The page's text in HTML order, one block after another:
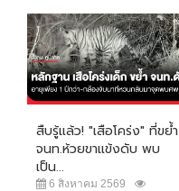
สืบรู้แล้ว! "เสือโคร่ง" ที่ขย้ำ
จนท.ห้วยขาแข้งดับ พบ
เป็น...
6 สิงหาคม 2569